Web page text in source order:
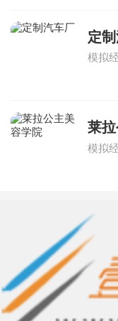
定
模拟
莱
模拟